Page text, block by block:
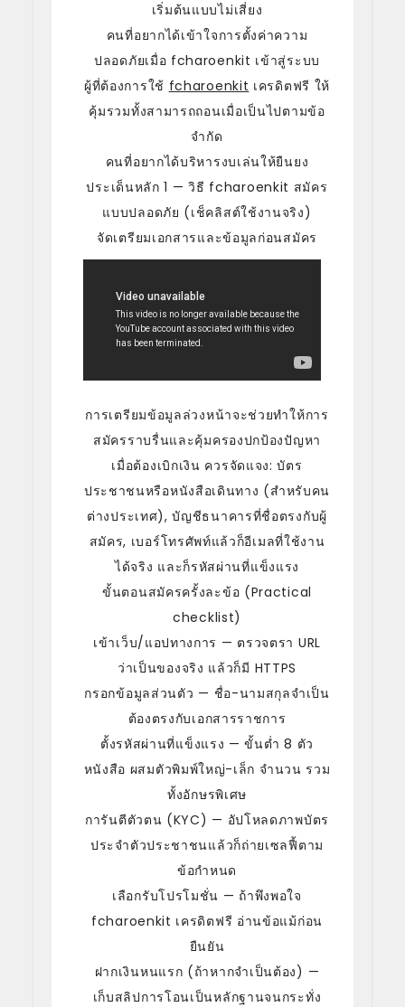
เริ่มต้นแบบไม่เสี่ยง
คนที่อยากได้เข้าใจการตั้งค่าความ
ปลอดภัยเมื่อ fcharoenkit เข้าสู่ระบบ
ผู้ที่ต้องการใช้ fcharoenkit เครดิตฟรี ให้
คุ้มรวมทั้งสามารถถอนเมื่อเป็นไปตามข้อ
จำกัด
คนที่อยากได้บริหารงบเล่นให้ยืนยง
ประเด็นหลัก 1 — วิธี fcharoenkit สมัคร
แบบปลอดภัย (เช็คลิสต์ใช้งานจริง)
จัดเตรียมเอกสารและข้อมูลก่อนสมัคร
การเตรียมข้อมูลล่วงหน้าจะช่วยทำให้การ
สมัครราบรื่นและคุ้มครองปกป้องปัญหา
เมื่อต้องเบิกเงิน ควรจัดแจง: บัตร
ประชาชนหรือหนังสือเดินทาง (สำหรับคน
ต่างประเทศ), บัญชีธนาคารที่ชื่อตรงกับผู้
สมัคร, เบอร์โทรศัพท์แล้วก็อีเมลที่ใช้งาน
ได้จริง และก็รหัสผ่านที่แข็งแรง
ขั้นตอนสมัครครั้งละข้อ (Practical
checklist)
เข้าเว็บ/แอปทางการ — ตรวจตรา URL
ว่าเป็นของจริง แล้วก็มี HTTPS
กรอกข้อมูลส่วนตัว — ชื่อ-นามสกุลจำเป็น
ต้องตรงกับเอกสารราชการ
ตั้งรหัสผ่านที่แข็งแรง — ขั้นต่ำ 8 ตัว
หนังสือ ผสมตัวพิมพ์ใหญ่-เล็ก จำนวน รวม
ทั้งอักษรพิเศษ
การันตีตัวตน (KYC) — อัปโหลดภาพบัตร
ประจำตัวประชาชนแล้วก็ถ่ายเซลฟี้ตาม
ข้อกำหนด
เลือกรับโปรโมชั่น — ถ้าพึงพอใจ
fcharoenkit เครดิตฟรี อ่านข้อแม้ก่อน
ยืนยัน
ฝากเงินหนแรก (ถ้าหากจำเป็นต้อง) —
เก็บสลิปการโอนเป็นหลักฐานจนกระทั่ง